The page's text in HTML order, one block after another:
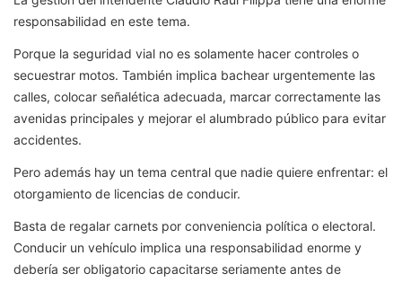
responsabilidad en este tema.
Porque la seguridad vial no es solamente hacer controles o
secuestrar motos. También implica bachear urgentemente las
calles, colocar señalética adecuada, marcar correctamente las
avenidas principales y mejorar el alumbrado público para evitar
accidentes.
Pero además hay un tema central que nadie quiere enfrentar: el
otorgamiento de licencias de conducir.
Basta de regalar carnets por conveniencia política o electoral.
Conducir un vehículo implica una responsabilidad enorme y
debería ser obligatorio capacitarse seriamente antes de